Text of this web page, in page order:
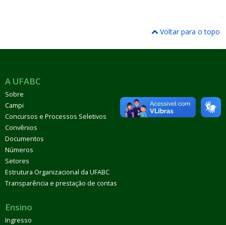
Voltar para o topo
A UFABC
Sobre
Campi
Concursos e Processos Seletivos
Convênios
Documentos
Números
Setores
Estrutura Organizacional da UFABC
Transparência e prestação de contas
Ensino
Ingresso